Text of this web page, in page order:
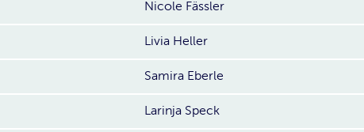
Nicole Fässler
Livia Heller
Samira Eberle
Larinja Speck